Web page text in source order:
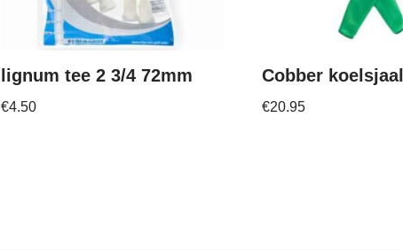
lignum tee 2 3/4 72mm
€4.50
Cobber
€20.95